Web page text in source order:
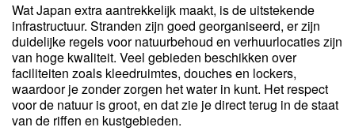
Wat Japan extra aantrekkelijk maakt, is de uitstekende
infrastructuur. Stranden zijn goed georganiseerd, er zijn
duidelijke regels voor natuurbehoud en verhuurlocaties zijn
van hoge kwaliteit. Veel gebieden beschikken over
faciliteiten zoals kleedruimtes, douches en lockers,
waardoor je zonder zorgen het water in kunt. Het respect
voor de natuur is groot, en dat zie je direct terug in de staat
van de riffen en kustgebieden.